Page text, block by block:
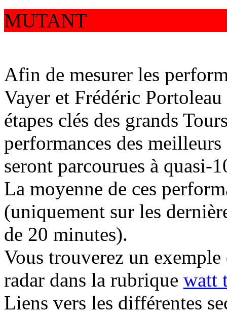
MUTANT
Afin de mesurer les
Vayer et Frédéric
étapes clés des grands
performances des
seront parcourues à quasi-
La moyenne de ces
(uniquement sur les
de 20 minutes).
Vous trouverez un
radar dans la rubrique watt
Liens vers les différentes